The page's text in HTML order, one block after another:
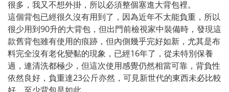
很多，我又不想外掛，所以必須整個塞進大背包裡。
這個背包已經很久沒有用到了，因為近年不太能負重，所以
很少用到90升的大背包，但出門前檢視家中裝備時，發現這
款舊背包雖有使用的痕跡，但內側幾乎完好如新，尤其是布
料完全沒有老化變黏的現象，已經16年了，從未特別保養
過，連清洗都極少，但這次使用感覺仍然相當可靠，背負性
依然良好，負重達23公斤亦然，可見新世代的東西未必比較
好，至少背包是如此。